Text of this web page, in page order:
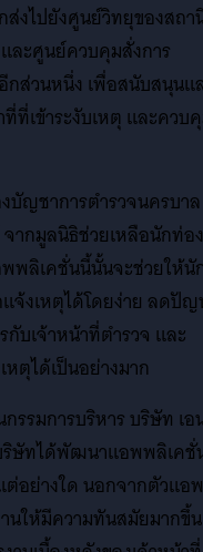
ส่งไปยังศูนย์วิทยุของสถา
ละศูนย์ควบคุมสั่งการ
ส่วนหนึ่ง เพื่อสนับสนุนแ
ที่เข้าระงับเหตุ และควบ
บัญชาการตำรวจนครบาล
ากมูลนิธิช่วยเหลือนักท่อง
พพลิเคชั่นนี้นั้นจะช่วยให้นั
จ้งเหตุได้โดยง่าย ลดปั
บเจ้าหน้าที่ตำรวจ และ
ตุได้เป็นอย่างมาก
กรรมการบริหาร บริษัท เ
ริษัทได้พัฒนาแอพพลิเคชั่
ต่อย่างใด นอกจากตัวแอพ
นให้มีความทันสมัยมากขึ้น